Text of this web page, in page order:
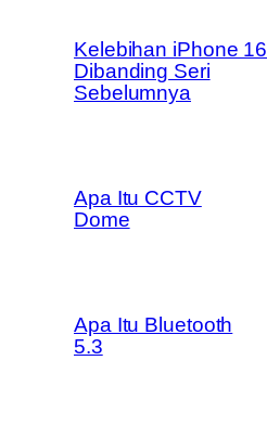
Kelebihan iPhone 16
Dibanding Seri
Sebelumnya
Apa Itu CCTV
Dome
Apa Itu Bluetooth
5.3